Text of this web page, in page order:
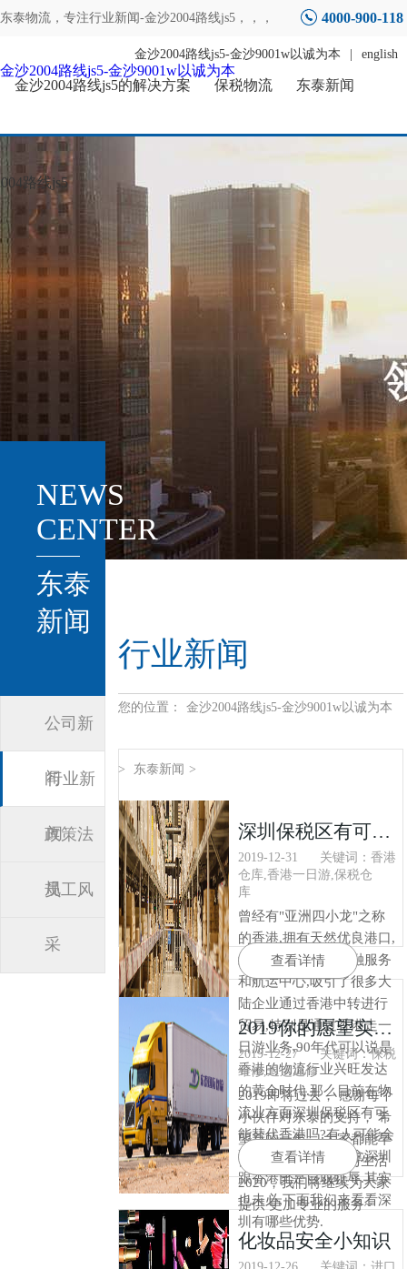
东泰物流，专注行业新闻-金沙2004路线js5 ，，， 4000-900-118
金沙2004路线js5-金沙9001w以诚为本 english
金沙2004路线js5-金沙9001w以诚为本
金沙2004路线js5的解决方案
保税物流 东泰新闻
路线js5
NEWS
CENTER
东泰
新闻
公司新
闻
行业新
闻
政策法
规
员工风
采
行业新闻
您的位置： 金沙2004路线js5-金沙9001w以诚为本
> 东泰新闻 >
深圳保税区有可能替代香港吗
2019-12-31
关键词：香港
仓库,香港一日游,保税仓
库
曾经有"亚洲四小龙"之称
的香港,拥有天然优良港口,
经济发达,是亚洲金融服务
和航运中心,吸引了很多大
陆企业通过香港中转进行
贸易,特别是通过香港走一
日游业务,90年代可以说是
香港的物流行业兴旺发达
的黄金时代.那么目前在物
流业方面深圳保税区有可
能替代香港吗?有人可能会
说深圳是不自量力,拿深圳
跟香港比是自取耻辱.其实
也未必,下面我们来看看深
圳有哪些优势.
查看详情
2019你的愿望实现了吗?
2019-12-27
关键词：保税
维修,退运返修
2019即将过去， 感谢每个
小伙伴对东泰的支持， 希
望新的一年， 大家都能早
日实现理想的工作与生活
2020，我们将继续为大家
提供 更加专业的服务~
查看详情
化妆品安全小知识